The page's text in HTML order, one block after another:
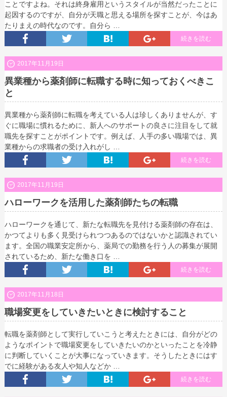
ことですよね。それは終身雇用というスタイルが当然だったことに
起因するのですが、自分が天職と思える場所を探すことが、今はあ
たりまえの時代なのです。自分ら …
続きを読む
2017年11月19日
異業種から薬剤師に転職する時に知っておくべきこ
と
異業種から薬剤師に転職を考えている人は珍しくありませんが、す
ぐに職場に慣れるために、新人へのサポートの良さに注目をして就
職先を探すことがポイントです。例えば、人手の多い職場では、異
業種からの求職者の受け入れがし …
続きを読む
2017年11月19日
ハローワークを活用した薬剤師たちの転職
ハローワークを通じて、新たな転職先を見付ける薬剤師の存在は、
かつてよりも多く見受けられつつあるのではないかと認識されてい
ます。全国の職業安定所から、薬局での勤務を行う人の募集が展開
されているため、新たな働き口を …
続きを読む
2017年11月18日
職場変更をしていきたいときに検討すること
転職を薬剤師として実行していこうと考えたときには、自分がどの
ようなポイントで職場変更をしていきたいのかといったことを冷静
に判断していくことが大事になっていきます。そうしたときにはす
でに経験がある友人や知人などか …
続きを読む